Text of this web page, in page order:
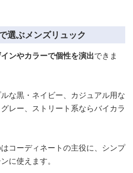
選ぶメンズリュック
ンやカラーで個性を演出できま
な黒・ネイビー、カジュアル用な
レー、ストリート系ならバイカラ
コーディネートの主役に、シンプ
に使えます。